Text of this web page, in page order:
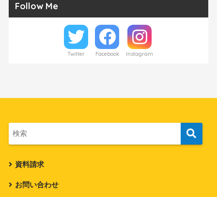
Follow Me
Twitter Facebook Instagram
資料請求
お問い合わせ